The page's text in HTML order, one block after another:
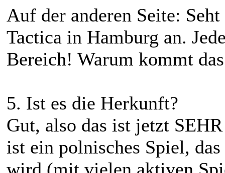
Auf der anderen Seite:
Tactica in Hamburg an.
Bereich! Warum kommt
5. Ist es die Herkunft?
Gut, also das ist jetzt
ist ein polnisches Spiel,
wird (mit vielen aktiven